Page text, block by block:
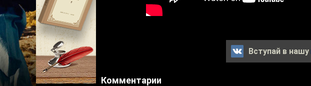
Вступай в нашу
Комментарии